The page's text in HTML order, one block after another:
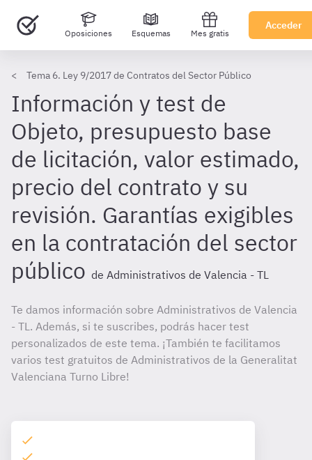
Oposiciones Esquemas Mes gratis
Acceder
Tema 6. Ley 9/2017 de Contratos del Sector Público
Información y test de
Objeto, presupuesto base
de licitación, valor estimado,
precio del contrato y su
revisión. Garantías exigibles
en la contratación del sector
público de Administrativos de Valencia - TL
Te damos información sobre Administrativos de Valencia
- TL. Además, si te suscribes, podrás hacer test
personalizados de este tema. ¡También te facilitamos
varios test gratuitos de Administrativos de la Generalitat
Valenciana Turno Libre!